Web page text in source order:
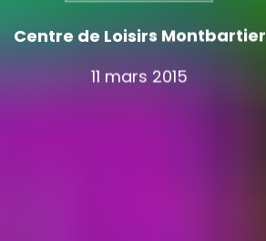
Centre de Loisirs Montbartier
11 mars 2015